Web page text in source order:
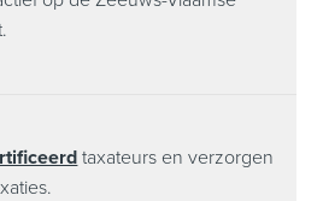
taxateurs en verzorgen